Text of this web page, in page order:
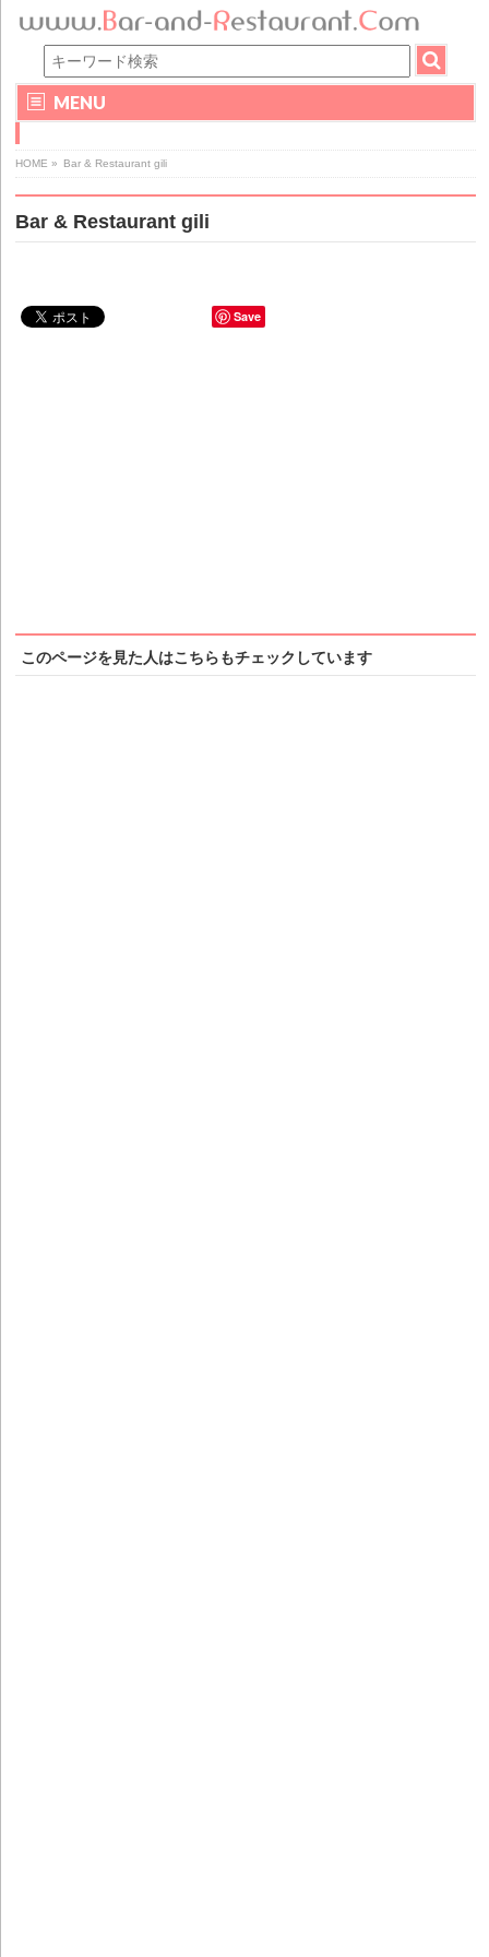
MENU
HOME » Bar & Restaurant gili
Bar & Restaurant gili
Save
このページを見た人はこちらもチェックしています